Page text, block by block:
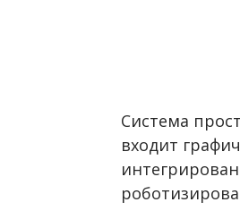
Система
входит